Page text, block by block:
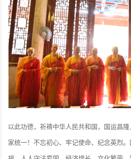
以此功德，祈祷中华人民共和国，国运昌
家统一！不忘初心、牢记使命、纪念英烈